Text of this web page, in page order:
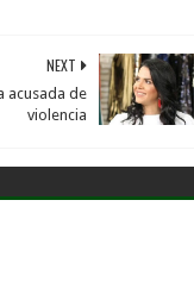
NEXT
acusada de
violencia